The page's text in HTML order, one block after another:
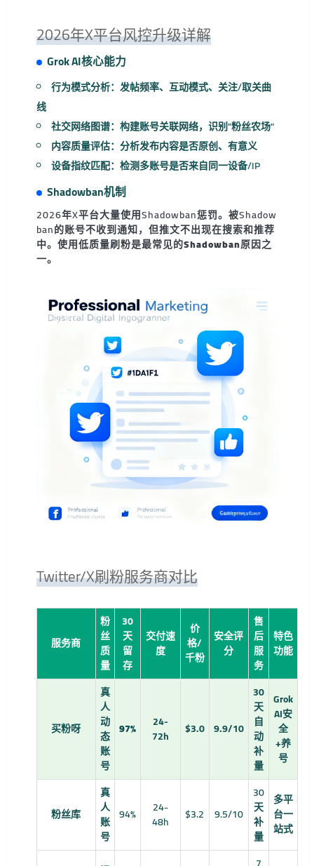
2026年X平台风控升级详解
Grok AI核心能力
行为模式分析：发帖频率、互动模式、关注/取关曲
线
社交网络图谱：构建账号关联网络，识别"粉丝农场"
内容质量评估：分析发布内容是否原创、有意义
设备指纹匹配：检测多账号是否来自同一设备/IP
Shadowban机制
2026年X平台大量使用Shadowban惩罚。被Shadow
ban的账号不收到通知，但推文不出现在搜索和推荐
中。 使用低质量刷粉是最常见的Shadowban原因之
一。
Twitter/X刷粉服务商对比
服务商
粉
丝
质
量
30
天
留
存
交付速
度
价
格/
千粉
安全评
分
售
后
服
务
特色
功能
买粉呀
真
人
动
态
账
号
97%
24-
72h
$3.0 9.9/10
30
天
自
动
补
量
Grok
AI安
全
+养
号
粉丝库
真
人
账
号
94%
24-
48h
$3.2 9.5/10
30
天
补
量
多平
台一
站式